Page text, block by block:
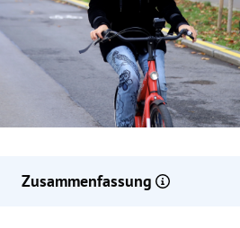
Untermenü
Untermenü
Untermenü
Zusammenfassung